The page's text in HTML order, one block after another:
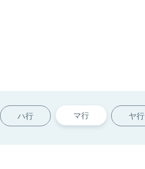
ハ行 マ行 ヤ行